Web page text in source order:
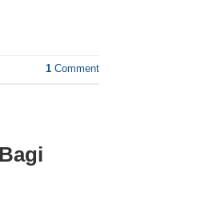
1 Comment